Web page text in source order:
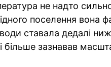
не надто
поселення вона
води ставала дедалі
більше зазнавав